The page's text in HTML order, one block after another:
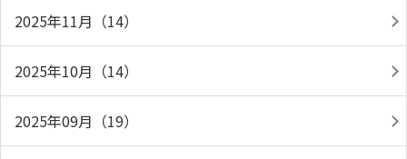
2025年11月（14）
2025年10月（14）
2025年09月（19）